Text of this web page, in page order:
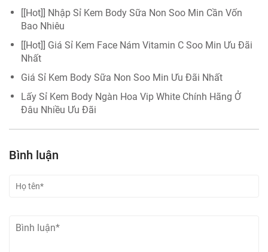
[[Hot]] Nhập Sỉ Kem Body Sữa Non Soo Min Cần Vốn
Bao Nhiêu
[[Hot]] Giá Sỉ Kem Face Nám Vitamin C Soo Min Ưu Đãi
Nhất
Giá Sỉ Kem Body Sữa Non Soo Min Ưu Đãi Nhất
Lấy Sỉ Kem Body Ngàn Hoa Vip White Chính Hãng Ở
Đâu Nhiều Ưu Đãi
Bình luận